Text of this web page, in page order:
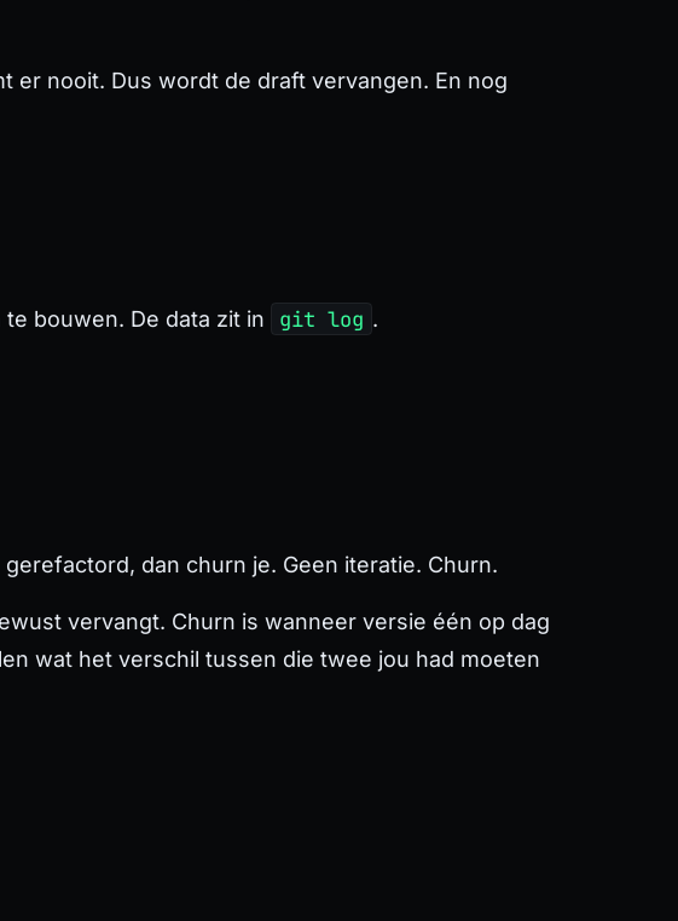
er nooit. Dus wordt de draft vervangen. En nog
bouwen. De data zit in git log .
dan churn je. Geen iteratie. Churn.
vervangt. Churn is wanneer versie één op dag
wat het verschil tussen die twee jou had moeten